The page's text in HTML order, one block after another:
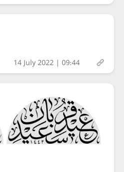
14 July 2022 | 09:44